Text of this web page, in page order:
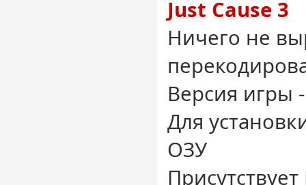
Just Cause 3
Ничего не
Версия игры
Для
ОЗУ
Присутствует